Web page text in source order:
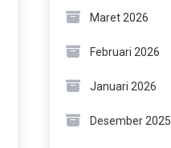
Maret 2026
Februari 2026
Januari 2026
Desember 2025